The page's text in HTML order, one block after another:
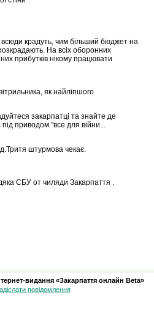
всюди крадуть, чим більший бюджет на
На всіх оборонних
прибутків нікому працювати
як найліпшого
закарпатці та знайте де
під приводом "все для війни...
штурмова чекає.
СБУ от чиляди Закарпаття .
видання «Закарпаття онлайн Beta»
повідомлення